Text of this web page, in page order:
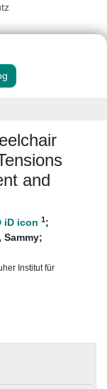
and
1;
Sammy;
Institut für